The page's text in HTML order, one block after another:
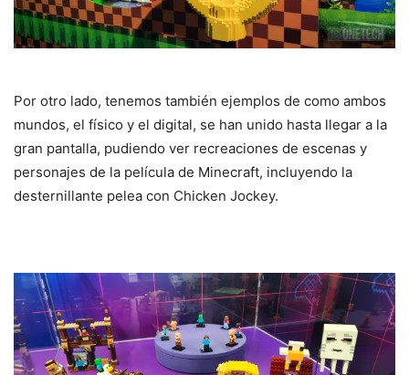
Por otro lado, tenemos también ejemplos de como ambos
mundos, el físico y el digital, se han unido hasta llegar a la
gran pantalla, pudiendo ver recreaciones de escenas y
personajes de la película de Minecraft, incluyendo la
desternillante pelea con Chicken Jockey.